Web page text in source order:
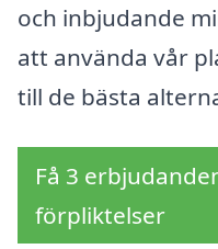
och inbjudande
att använda vår
till de bästa
Få 3
förpliktelser